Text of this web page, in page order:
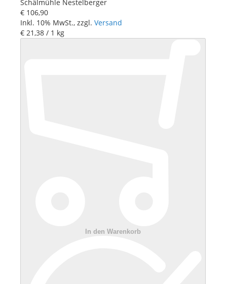
Schälmühle Nestelberger
€ 106,90
Inkl. 10% MwSt., zzgl. Versand
€ 21,38 / 1 kg
In den Warenkorb